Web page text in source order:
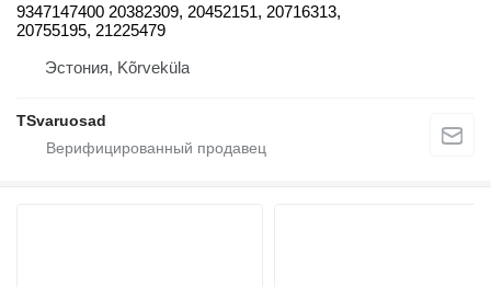
9347147400 20382309, 20452151, 20716313,
20755195, 21225479
Эстония, Kõrveküla
TSvaruosad